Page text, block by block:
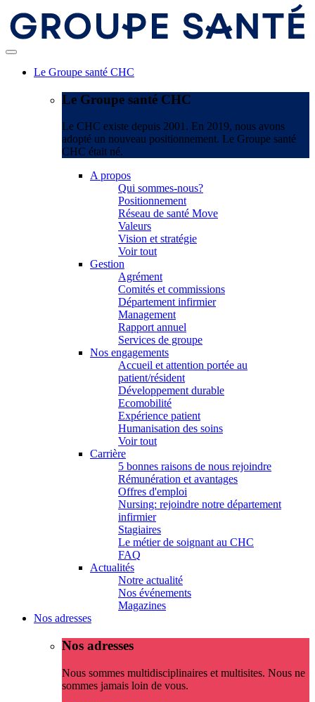
Le Groupe santé CHC
Le Groupe santé CHC
Le CHC existe depuis 2001. En 2019, nous avons
adopté un nouveau positionnement. Le Groupe santé
CHC était né.
A propos
Qui sommes-nous?
Positionnement
Réseau de santé Move
Valeurs
Vision et stratégie
Voir tout
Gestion
Agrément
Comités et commissions
Département infirmier
Management
Rapport annuel
Services de groupe
Nos engagements
Accueil et attention portée au
patient/résident
Développement durable
Ecomobilité
Expérience patient
Humanisation des soins
Voir tout
Carrière
5 bonnes raisons de nous rejoindre
Rémunération et avantages
Offres d'emploi
Nursing: rejoindre notre département
infirmier
Stagiaires
Le métier de soignant au CHC
FAQ
Actualités
Notre actualité
Nos événements
Magazines
Nos adresses
Nos adresses
Nous sommes multidisciplinaires et multisites. Nous ne
sommes jamais loin de vous.